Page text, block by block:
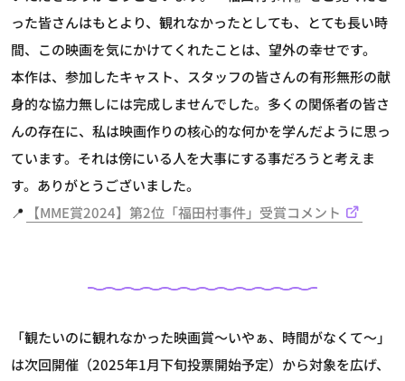
った皆さんはもとより、観れなかったとしても、とても長い時
間、この映画を気にかけてくれたことは、望外の幸せです。
本作は、参加したキャスト、スタッフの皆さんの有形無形の献
身的な協力無しには完成しませんでした。多くの関係者の皆さ
んの存在に、私は映画作りの核心的な何かを学んだように思っ
ています。それは傍にいる人を大事にする事だろうと考えま
す。ありがとうございました。
📍
【MME賞2024】第2位「福田村事件」受賞コメント
「観たいのに観れなかった映画賞～いやぁ、時間がなくて～」
は次回開催（2025年1月下旬投票開始予定）から対象を広げ、